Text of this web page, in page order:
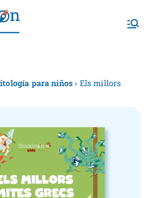
Shackletonk
para niños › Els millors